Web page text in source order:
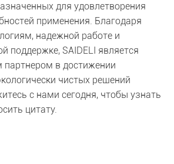
для удовлетворения
применения. Благодаря
надежной работе и
поддержке, SAIDELI является
в достижении
чистых решений
с нами сегодня, чтобы узнать
цитату.